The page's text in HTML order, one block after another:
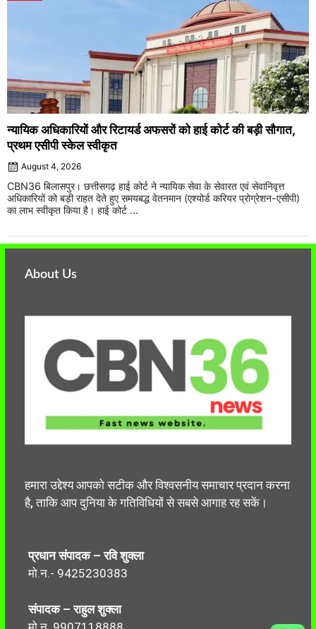
न्यायिक अधिकारियों और रिटायर्ड अफसरों को हाई कोर्ट की बड़ी सौगात,
प्रथम एसीपी स्केल स्वीकृत
August 4, 2026
CBN36 बिलासपुर। छत्तीसगढ़ हाई कोर्ट ने न्यायिक सेवा के सेवारत एवं सेवानिवृत्त
अधिकारियों को बड़ी राहत देते हुए समयबद्ध वेतनमान (एश्योर्ड करियर प्रोग्रेशन-एसीपी)
का लाभ स्वीकृत किया है। हाई कोर्ट ...
About Us
हमारा उद्देश्य आपको सटीक और विश्वसनीय समाचार प्रदान करना
है, ताकि आप दुनिया के गतिविधियों से सबसे आगाह रह सकें।
प्रधान संपादक – रवि शुक्ला
मो.न.- 9425230383
संपादक – राहुल शुक्ला